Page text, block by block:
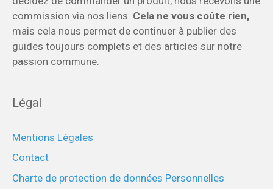
commission via nos liens. Cela ne vous coûte rien,
mais cela nous permet de continuer à publier des
guides toujours complets et des articles sur notre
passion commune.
Légal
Mentions Légales
Contact
Charte de protection de données Personnelles